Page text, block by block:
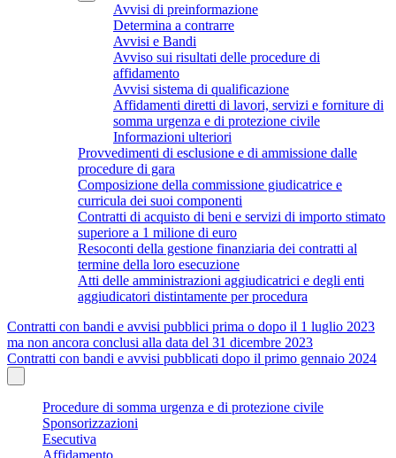
Avvisi di preinformazione
Determina a contrarre
Avvisi e Bandi
Avviso sui risultati delle procedure di
affidamento
Avvisi sistema di qualificazione
Affidamenti diretti di lavori, servizi e forniture di
somma urgenza e di protezione civile
Informazioni ulteriori
Provvedimenti di esclusione e di ammissione dalle
procedure di gara
Composizione della commissione giudicatrice e
curricula dei suoi componenti
Contratti di acquisto di beni e servizi di importo stimato
superiore a 1 milione di euro
Resoconti della gestione finanziaria dei contratti al
termine della loro esecuzione
Atti delle amministrazioni aggiudicatrici e degli enti
aggiudicatori distintamente per procedura
Contratti con bandi e avvisi pubblici prima o dopo il 1 luglio 2023
ma non ancora conclusi alla data del 31 dicembre 2023
Contratti con bandi e avvisi pubblicati dopo il primo gennaio 2024
Procedure di somma urgenza e di protezione civile
Sponsorizzazioni
Esecutiva
Affidamento